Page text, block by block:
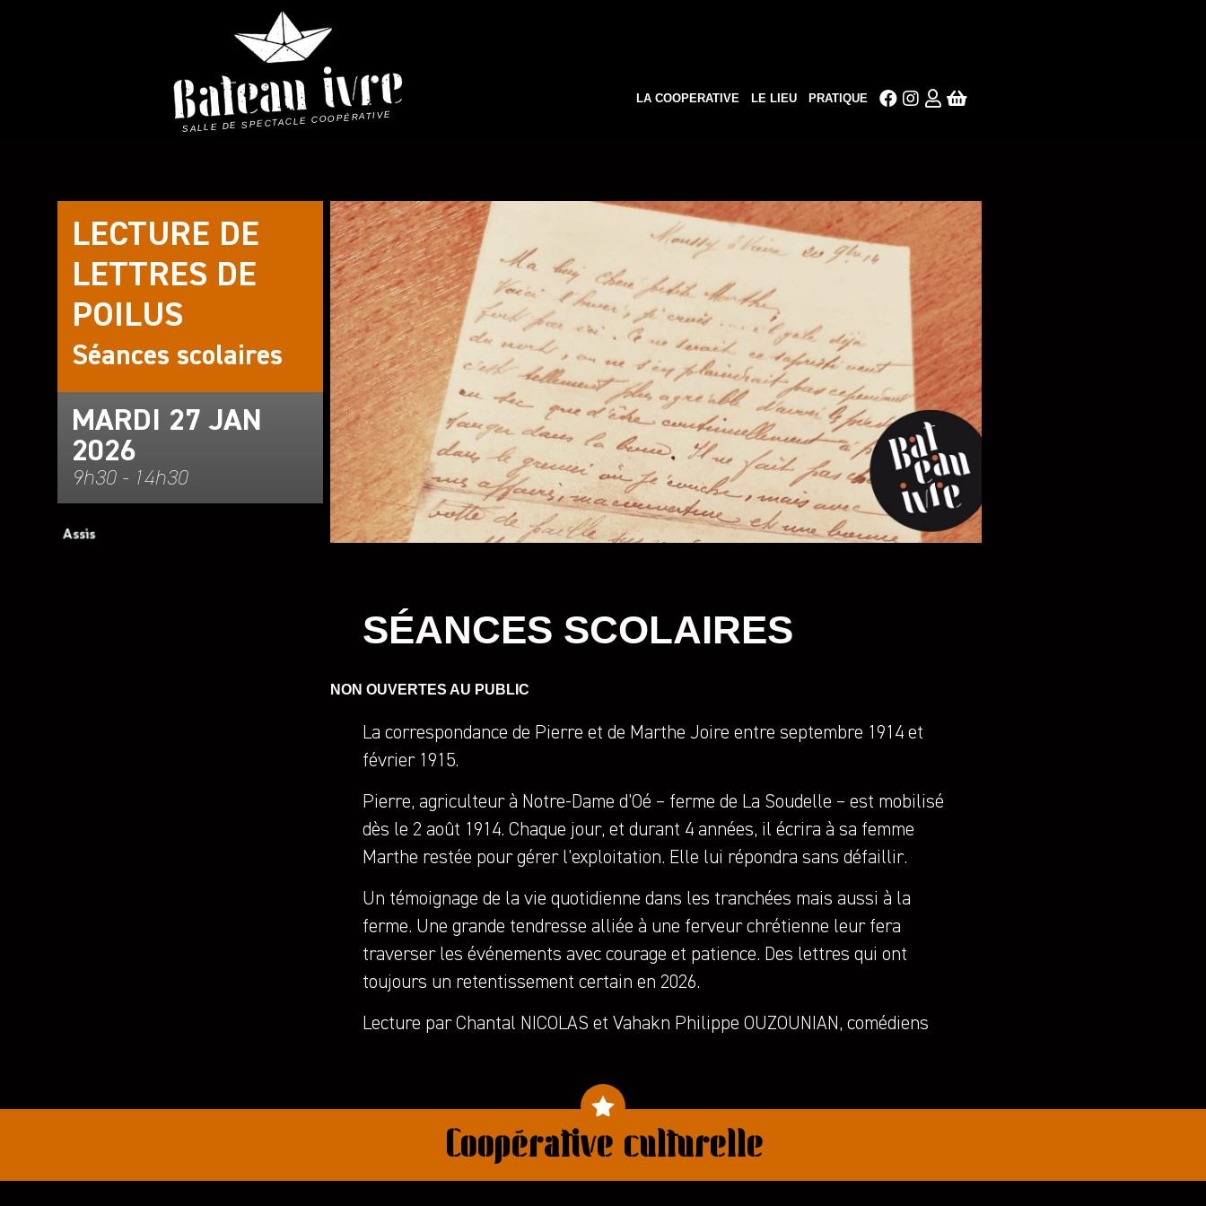
SALLE DE SPECTACLE COOPÉRATIVE
LA COOPERATIVE LE LIEU PRATIQUE
LECTURE DE
LETTRES DE
POILUS
Séances scolaires
MARDI 27 JAN
2026
9h30 - 14h30
SÉANCES SCOLAIRES
NON OUVERTES AU PUBLIC
La correspondance de Pierre et de Marthe Joire entre septembre 1914 et
février 1915.
Pierre, agriculteur à Notre-Dame d’Oé – ferme de La Soudelle – est mobilisé
dès le 2 août 1914. Chaque jour, et durant 4 années, il écrira à sa femme
Marthe restée pour gérer l’exploitation. Elle lui répondra sans défaillir.
Un témoignage de la vie quotidienne dans les tranchées mais aussi à la
ferme. Une grande tendresse alliée à une ferveur chrétienne leur fera
traverser les événements avec courage et patience. Des lettres qui ont
toujours un retentissement certain en 2026.
Lecture par Chantal NICOLAS et Vahakn Philippe OUZOUNIAN, comédiens
Coopérative culturelle